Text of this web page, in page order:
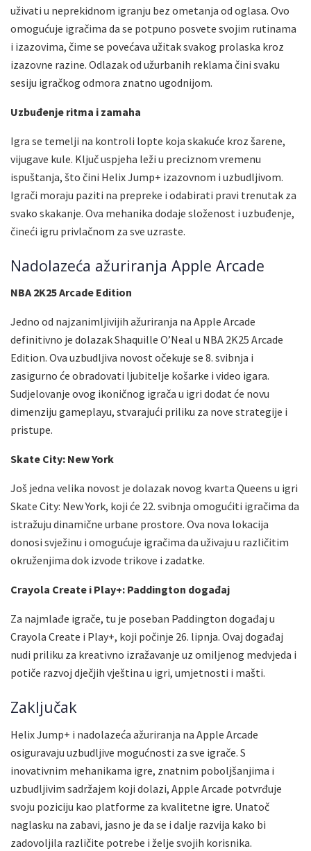
uživati u neprekidnom igranju bez ometanja od oglasa. Ovo
omogućuje igračima da se potpuno posvete svojim rutinama
i izazovima, čime se povećava užitak svakog prolaska kroz
izazovne razine. Odlazak od užurbanih reklama čini svaku
sesiju igračkog odmora znatno ugodnijom.
Uzbuđenje ritma i zamaha
Igra se temelji na kontroli lopte koja skakuće kroz šarene,
vijugave kule. Ključ uspjeha leži u preciznom vremenu
ispuštanja, što čini Helix Jump+ izazovnom i uzbudljivom.
Igrači moraju paziti na prepreke i odabirati pravi trenutak za
svako skakanje. Ova mehanika dodaje složenost i uzbuđenje,
čineći igru privlačnom za sve uzraste.
Nadolazeća ažuriranja Apple Arcade
NBA 2K25 Arcade Edition
Jedno od najzanimljivijih ažuriranja na Apple Arcade
definitivno je dolazak Shaquille O’Neal u NBA 2K25 Arcade
Edition. Ova uzbudljiva novost očekuje se 8. svibnja i
zasigurno će obradovati ljubitelje košarke i video igara.
Sudjelovanje ovog ikoničnog igrača u igri dodat će novu
dimenziju gameplayu, stvarajući priliku za nove strategije i
pristupe.
Skate City: New York
Još jedna velika novost je dolazak novog kvarta Queens u igri
Skate City: New York, koji će 22. svibnja omogućiti igračima da
istražuju dinamične urbane prostore. Ova nova lokacija
donosi svježinu i omogućuje igračima da uživaju u različitim
okruženjima dok izvode trikove i zadatke.
Crayola Create i Play+: Paddington događaj
Za najmlađe igrače, tu je poseban Paddington događaj u
Crayola Create i Play+, koji počinje 26. lipnja. Ovaj događaj
nudi priliku za kreativno izražavanje uz omiljenog medvjeda i
potiče razvoj dječjih vještina u igri, umjetnosti i mašti.
Zaključak
Helix Jump+ i nadolazeća ažuriranja na Apple Arcade
osiguravaju uzbudljive mogućnosti za sve igrače. S
inovativnim mehanikama igre, znatnim poboljšanjima i
uzbudljivim sadržajem koji dolazi, Apple Arcade potvrđuje
svoju poziciju kao platforme za kvalitetne igre. Unatoč
naglasku na zabavi, jasno je da se i dalje razvija kako bi
zadovoljila različite potrebe i želje svojih korisnika.